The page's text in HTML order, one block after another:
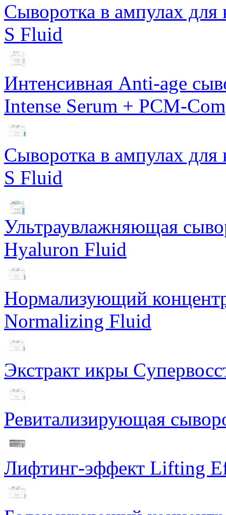
Сыворотка в ампулах для
S Fluid
Интенсивная Anti-age
Intense Serum + PCM-
Сыворотка в ампулах для
S Fluid
Ультраувлажняющая
Hyaluron Fluid
Нормализующий
Normalizing Fluid
Экстракт икры
Ревитализирующая
Лифтинг-эффект Lifting